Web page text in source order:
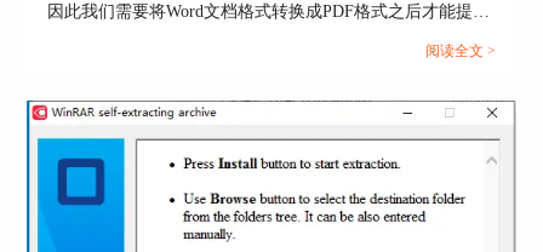
序会使用你在OCR项目中选择的OCR选项。添加
6、添加OCR步骤来保存已识别的文本，邮件
发送该文本或图像，或者创建OCR项目副本。
7、配置了所有需要的步骤之后，点击完成，
新创建的任务将出现在任务窗口。
因此我们需要将Word文档格式转换成PDF格式之后才能提
交。但这也引发了一系列的问题，例如转换成Word文档后存
说Word转PDF怎么不分页，Word转PDF怎么保留导航。...
阅读全文 >